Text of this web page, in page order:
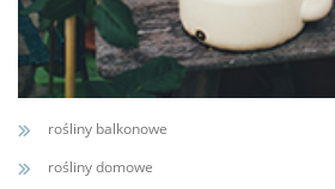
rośliny balkonowe
rośliny domowe